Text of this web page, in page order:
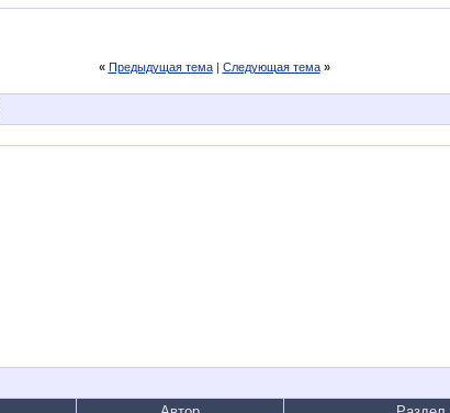
« Предыдущая тема| Следующая тема »